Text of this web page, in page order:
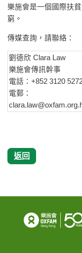
樂施會是一個國際扶
窮。
傳媒查詢，請聯絡：
劉德欣 Clara Law
樂施會傳訊幹事
電話：+852 3120
電郵：
返回